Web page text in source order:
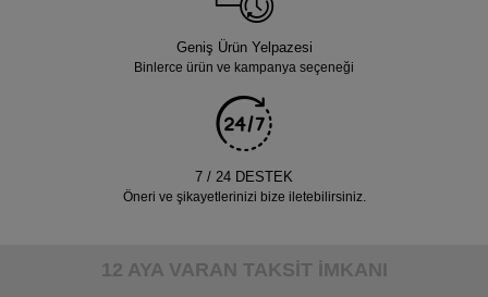
Geniş Ürün Yelpazesi
Binlerce ürün ve kampanya seçeneği
7 / 24 DESTEK
Öneri ve şikayetlerinizi bize iletebilirsiniz.
12 AYA VARAN TAKSİT İMKANI